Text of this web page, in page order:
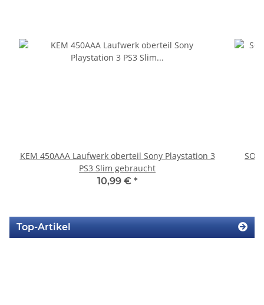
KEM 450AAA Laufwerk oberteil Sony Playstation 3
PS3 Slim gebraucht
10,99 € *
Top-Artikel